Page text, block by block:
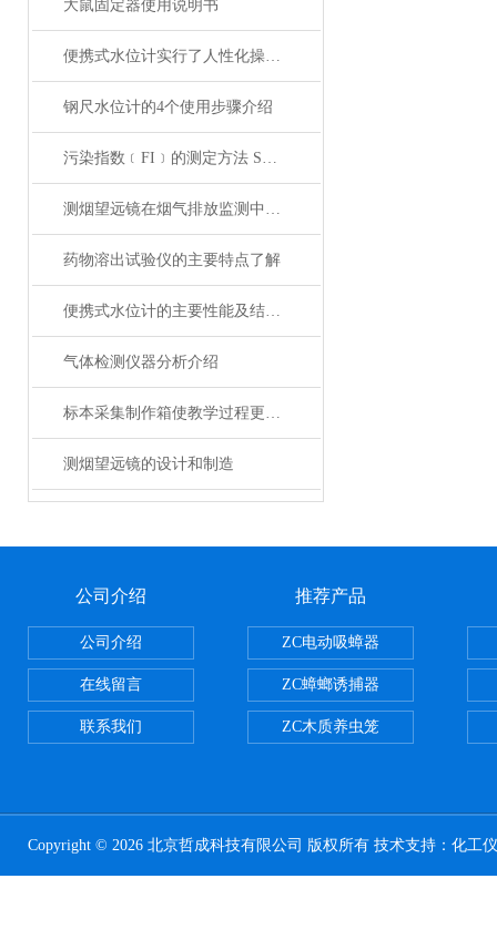
大鼠固定器使用说明书
便携式水位计实行了人性化操作方式
钢尺水位计的4个使用步骤介绍
污染指数﹝FI﹞的测定方法 SDI测定仪的操作方法
测烟望远镜在烟气排放监测中的应用有哪些优点？
药物溶出试验仪的主要特点了解
便携式水位计的主要性能及结构特点
气体检测仪器分析介绍
标本采集制作箱使教学过程更为生动
测烟望远镜的设计和制造
公司介绍
公司介绍
在线留言
联系我们
推荐产品
ZC电动吸蟑器
ZC蟑螂诱捕器
ZC木质养虫笼
Copyright © 2026 北京哲成科技有限公司 版权所有 技术支持： 化工